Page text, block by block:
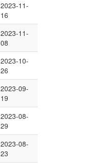
2023-11-
16
2023-11-
08
2023-10-
26
2023-09-
19
2023-08-
29
2023-08-
23